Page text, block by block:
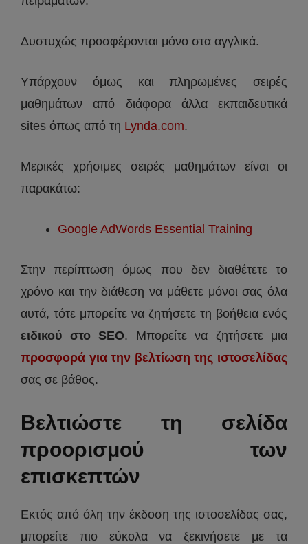
Δυστυχώς προσφέρονται μόνο στα αγγλικά.
Υπάρχουν όμως και πληρωμένες σειρές
μαθημάτων από διάφορα άλλα εκπαιδευτικά
sites όπως από τη Lynda.com.
Μερικές χρήσιμες σειρές μαθημάτων είναι οι
παρακάτω:
Google AdWords Essential Training
Στην περίπτωση όμως που δεν διαθέτετε το
χρόνο και την διάθεση να μάθετε μόνοι σας όλα
αυτά, τότε μπορείτε να ζητήσετε τη βοήθεια ενός
ειδικού στο SEO. Μπορείτε να ζητήσετε μια
προσφορά για την βελτίωση της ιστοσελίδας
σας σε βάθος.
Βελτιώστε τη σελίδα
προορισμού των
επισκεπτών
Εκτός από όλη την έκδοση της ιστοσελίδας σας,
μπορείτε πιο εύκολα να ξεκινήσετε με τα